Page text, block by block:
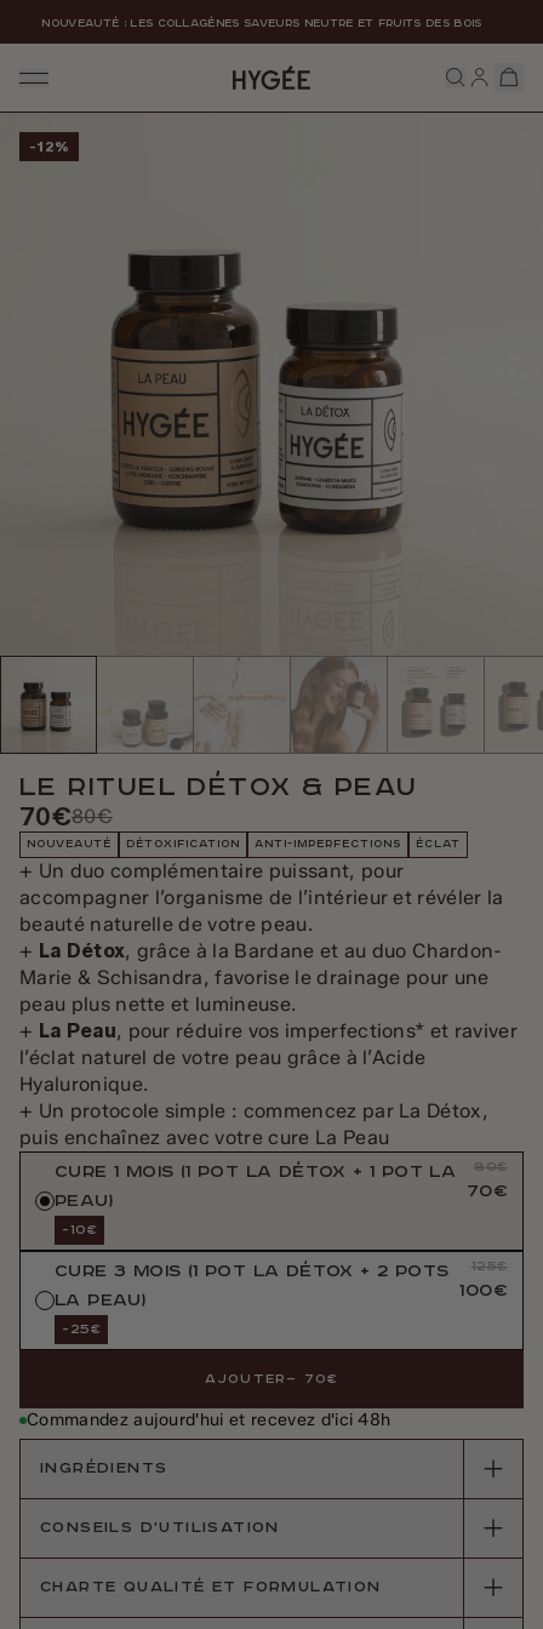
Ignorer et passer au contenu
NOUVEAUTÉ : LES COLLAGÈNES SAVEURS NEUTRE ET FRUITS DES BOIS
HYGÉE
-12%
Le Rituel Détox & Peau
70€80€
NOUVEAUTÉ DÉTOXIFICATION ANTI-IMPERFECTIONS ÉCLAT
+ Un duo complémentaire puissant, pour
accompagner l’organisme de l’intérieur et révéler la
beauté naturelle de votre peau.
+ La Détox, grâce à la Bardane et au duo Chardon-
Marie & Schisandra, favorise le drainage pour une
peau plus nette et lumineuse.
+ La Peau, pour réduire vos imperfections* et raviver
l’éclat naturel de votre peau grâce à l’Acide
Hyaluronique.
+ Un protocole simple : commencez par La Détox,
puis enchaînez avec votre cure La Peau
CURE 1 MOIS (1 POT LA DÉTOX + 1 POT LA
PEAU)
-10€
80€
70€
CURE 3 MOIS (1 POT LA DÉTOX + 2 POTS
LA PEAU)
-25€
125€
100€
AJOUTER — 70€
Commandez aujourd'hui et recevez d'ici 48h
INGRÉDIENTS
La Peau : Ingrédients (pour 4 gélules) : Vitamine
CONSEILS D'UTILISATION
La Peau: En cure d'attaque : 4 gélules par jour à
CHARTE QUALITÉ ET FORMULATION